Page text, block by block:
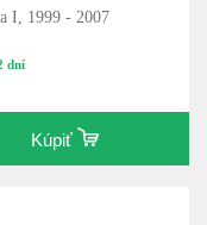
I, 1999 - 2007
dní
Kúpiť